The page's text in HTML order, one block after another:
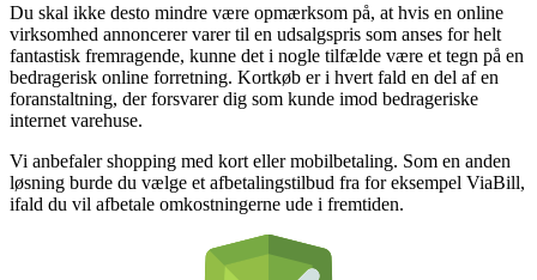
Du skal ikke desto mindre være opmærksom på, at hvis en online
virksomhed annoncerer varer til en udsalgspris som anses for helt
fantastisk fremragende, kunne det i nogle tilfælde være et tegn på en
bedragerisk online forretning. Kortkøb er i hvert fald en del af en
foranstaltning, der forsvarer dig som kunde imod bedrageriske
internet varehuse.
Vi anbefaler shopping med kort eller mobilbetaling. Som en anden
løsning burde du vælge et afbetalingstilbud fra for eksempel ViaBill,
ifald du vil afbetale omkostningerne ude i fremtiden.